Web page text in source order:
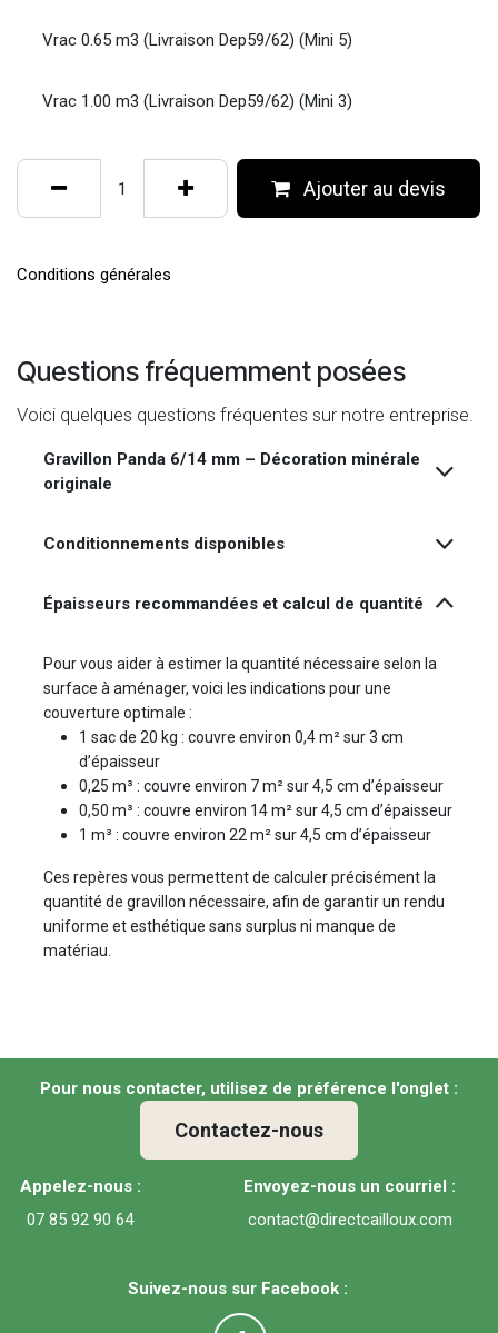
Vrac 0.65 m3 (Livraison Dep59/62) (Mini 5)
Vrac 1.00 m3 (Livraison Dep59/62) (Mini 3)
Ajouter au devis
Conditions générales
Questions fréquemment posées
Voici quelques questions fréquentes sur notre entreprise.
Gravillon Panda 6/14 mm – Décoration minérale
originale
Conditionnements disponibles
Épaisseurs recommandées et calcul de quantité
Pour vous aider à estimer la quantité nécessaire selon la
surface à aménager, voici les indications pour une
couverture optimale :
1 sac de 20 kg : couvre environ 0,4 m² sur 3 cm
d’épaisseur
0,25 m³ : couvre environ 7 m² sur 4,5 cm d’épaisseur
0,50 m³ : couvre environ 14 m² sur 4,5 cm d’épaisseur
1 m³ : couvre environ 22 m² sur 4,5 cm d’épaisseur
Ces repères vous permettent de calculer précisément la
quantité de gravillon nécessaire, afin de garantir un rendu
uniforme et esthétique sans surplus ni manque de
matériau.
Pour nous contacter, utilisez de préférence l'onglet :
Contactez-nous
Appelez-nous :
07 85 92 90 64
Envoyez-nous un courriel :
contact@directcailloux.com
Suivez-nous sur Facebook :